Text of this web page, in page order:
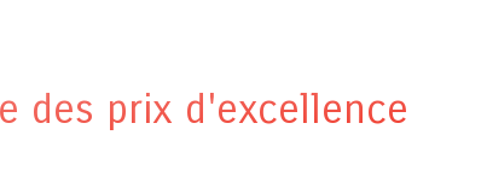
des prix d'excellence